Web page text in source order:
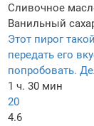
Сливочное
Ванильный
Этот пирог
передать его
попробовать.
1 ч. 30 мин
20
4.6